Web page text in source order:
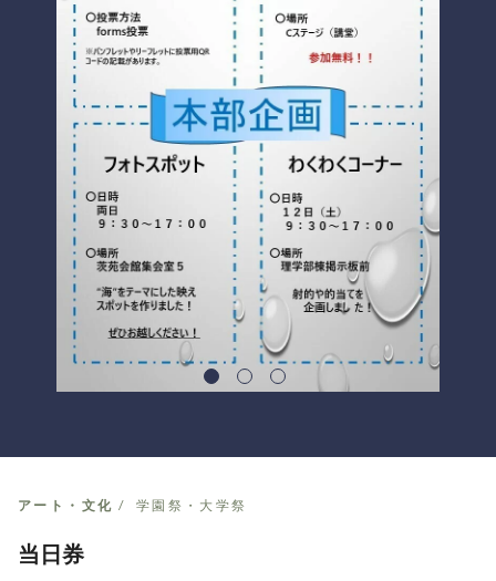
アート・文化 学園祭・大学祭
当日券